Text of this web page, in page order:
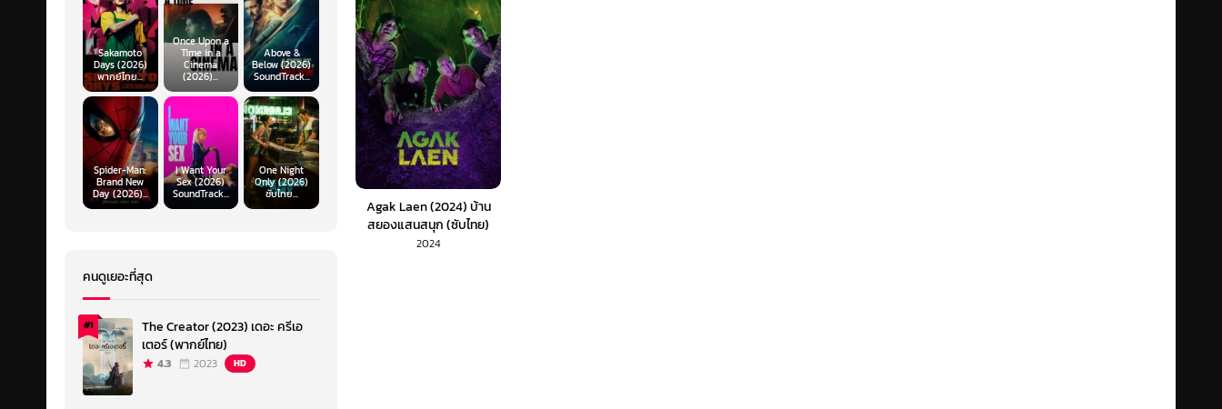
Agak Laen (2024) บ้าน
สยองแสนสนุก (ซับไทย)
2024
Sakamoto
Days (2026)
พากย์ไทย...
Once Upon a
Time in a
Cinema
(2026)...
Above &
Below (2026)
SoundTrack...
Spider-Man:
Brand New
Day (2026)...
I Want Your
Sex (2026)
SoundTrack...
One Night
Only (2026)
ซับไทย...
คนดูเยอะที่สุด
#1
The Creator (2023) เดอะ ครีเอ
เตอร์ (พากย์ไทย)
4.3 2023 HD